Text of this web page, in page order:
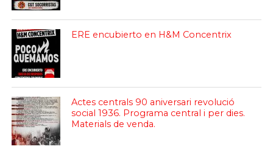
ERE encubierto en H&M Concentrix
Actes centrals 90 aniversari revolució
social 1936. Programa central i per dies.
Materials de venda.